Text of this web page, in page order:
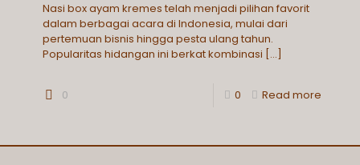
Nasi box ayam kremes telah menjadi pilihan favorit
dalam berbagai acara di Indonesia, mulai dari
pertemuan bisnis hingga pesta ulang tahun.
Popularitas hidangan ini berkat kombinasi […]
0 0 Read more